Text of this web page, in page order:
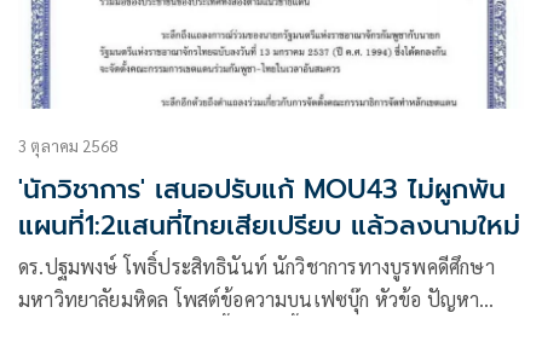
3 ตุลาคม 2568
'นักวิชาการ' เสนอปรับแก้ MOU43 ไม่ผูกพัน
แผนที่1:2แสนที่ไทยเสียเปรียบ แล้วลงนามใหม่
ดร.ปฐมพงษ์ โพธิ์ประสิทธินันท์ นักวิชาการทางบูรพคดีศึกษา
มหาวิทยาลัยมหิดล โพสต์ข้อความบนเฟซบุ๊ก หัวข้อ ปัญหา